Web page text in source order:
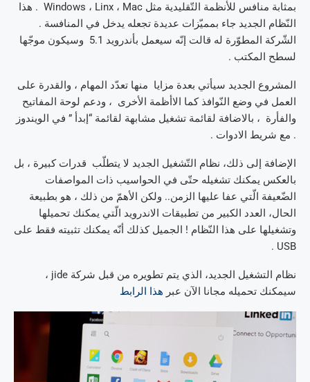
بمثابة منافس للأنظمة التّقليدية مثل Windows ، Linx ، Mac . هذا
النّظام الجديد جاء بمميّزات عديدة تجعله يدخل في المنافسة .
الشّركة المطوّرة له قالت إنّه سيعمل بأندرويد 5.1 وسيكون موجّها
لسطح المكتب .
المشروع الجديد سيأتي بعدة مزايا منها تعدّد المهام ، والقدرة على
العمل في وضع النّوافذ كما الاأظمة الأخرى ، ودعم لوحة المفاتيح
والفأرة ، بالاضافة لقائمة تشغيل مشابهة لقائمة “إبدأ ” في الويندوز
. مع شريط الادوات .
الإضافة إلى ذلك، نظام التّشغيل الجديد لا يتطلّب قدرات كبيرة ، بل
بالعكس يمكنك تشغيله حتّى في الحواسيب ذات المواصفات
الضّعيفة الّتي عفا عليها الزمن.. ولكن الأهمّ من ذلك ، هو بطبيعة
الحال، العدد الكبير من تطبيقات الاندرويد الّتي يمكنك تحميلها
وتشغيلها على هذا النّظام ! الجميل كذلك أنّه يمكنك تثبيته فقط على
USB .
نظام التشغيل الجديد، الذي يتم تطويره من قبل شركة jide ،
سيمكنك تحميله مجانا الآن عبر هذا الرابط